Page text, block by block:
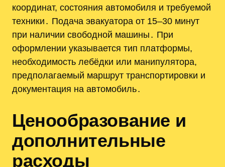
координат, состояния автомобиля и требуемой
техники․ Подача эвакуатора от 15–30 минут
при наличии свободной машины․ При
оформлении указывается тип платформы,
необходимость лебёдки или манипулятора,
предполагаемый маршрут транспортировки и
документация на автомобиль․
Ценообразование и
дополнительные
расходы